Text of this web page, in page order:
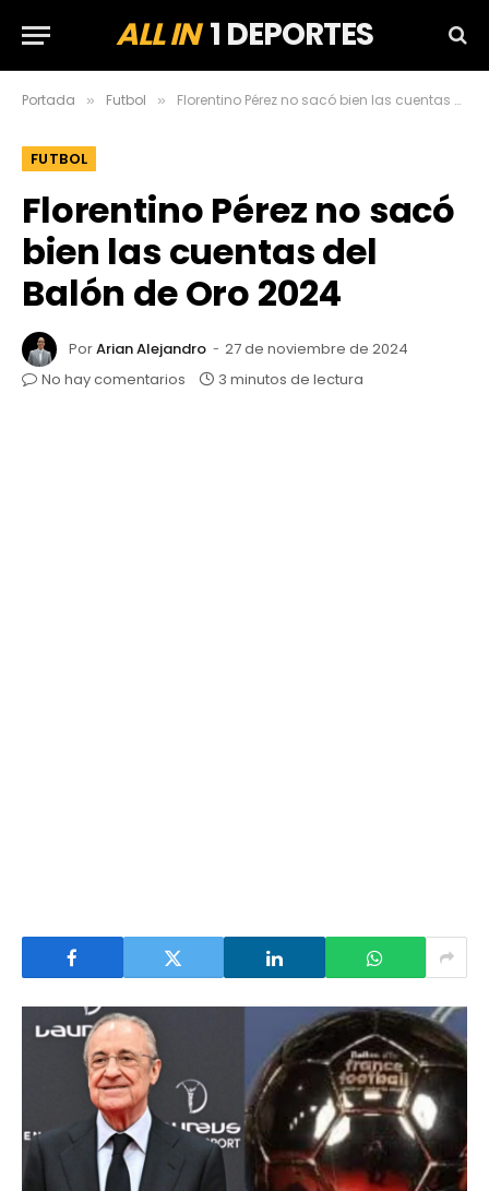
ALL IN1 DEPORTES
Portada » Futbol » Florentino Pérez no sacó bien las cuentas del Balón de Oro 2024
FUTBOL
Florentino Pérez no sacó
bien las cuentas del
Balón de Oro 2024
PorArian Alejandro
27 de noviembre de 2024
No hay comentarios
3 minutos de lectura